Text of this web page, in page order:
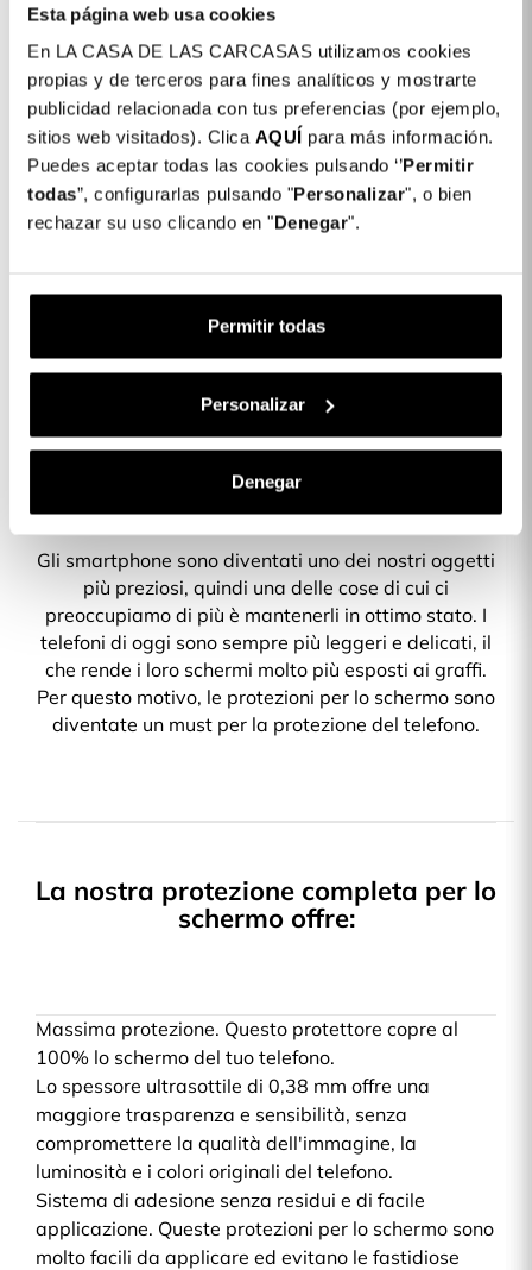
Esta página web usa cookies
En LA CASA DE LAS CARCASAS utilizamos cookies
propias y de terceros para fines analíticos y mostrarte
publicidad relacionada con tus preferencias (por ejemplo,
sitios web visitados). Clica AQUÍ para más información.
Puedes aceptar todas las cookies pulsando ‘’Permitir
todas”, configurarlas pulsando "Personalizar", o bien
rechazar su uso clicando en "Denegar".
Permitir todas
Personalizar
Denegar
sono la miglior opzione per
mantenere intatto lo schermo del tuo
telefono.
Dettagli del prodotto
Vetro Temperato Completo Anti Blue-ray
Nero per iPhone XS
16,99 €
Descrizione
Gli smartphone sono diventati uno dei nostri oggetti
più preziosi, quindi una delle cose di cui ci
preoccupiamo di più è mantenerli in ottimo stato. I
telefoni di oggi sono sempre più leggeri e delicati, il
che rende i loro schermi molto più esposti ai graffi.
Per questo motivo, le protezioni per lo schermo sono
diventate un must per la protezione del telefono.
La nostra protezione completa per lo
schermo offre:
Massima protezione. Questo protettore copre al
100% lo schermo del tuo telefono.
Lo spessore ultrasottile di 0,38 mm offre una
maggiore trasparenza e sensibilità, senza
compromettere la qualità dell'immagine, la
luminosità e i colori originali del telefono.
Sistema di adesione senza residui e di facile
applicazione. Queste protezioni per lo schermo sono
molto facili da applicare ed evitano le fastidiose